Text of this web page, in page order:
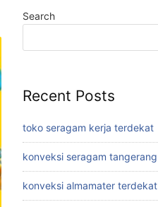
Search
Recent Posts
toko seragam kerja terdekat
konveksi seragam tangerang
konveksi almamater terdekat